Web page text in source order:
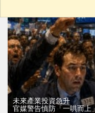
未來產業投資急升
官媒警告慎防「一哄而上」